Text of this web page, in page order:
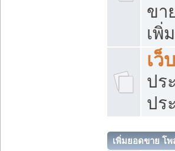
ขา
เพิ่
เว็
ปร
ปร
เพิ่มยอดขาย โ